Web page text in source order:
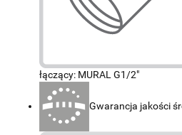
łączący: MURAL G1/2"
Gwarancja jakości